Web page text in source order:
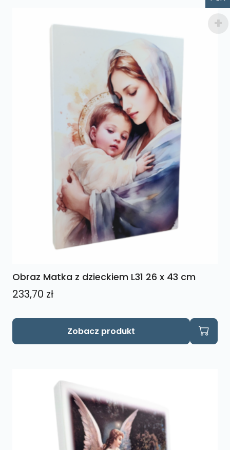
Obraz Matka z dzieckiem L31 26 x 43 cm
233,70 zł
Zobacz produkt